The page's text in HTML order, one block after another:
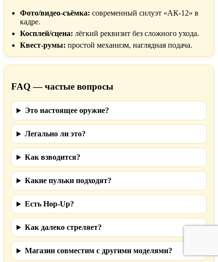
Фото/видео-съёмка: современный силуэт «АК-12» в
кадре.
Косплей/сцена: лёгкий реквизит без сложного ухода.
Квест-румы: простой механизм, наглядная подача.
FAQ — частые вопросы
Это настоящее оружие?
Легально ли это?
Как взводится?
Какие пульки подходят?
Есть Hop-Up?
Как далеко стреляет?
Магазин совместим с другими моделями?